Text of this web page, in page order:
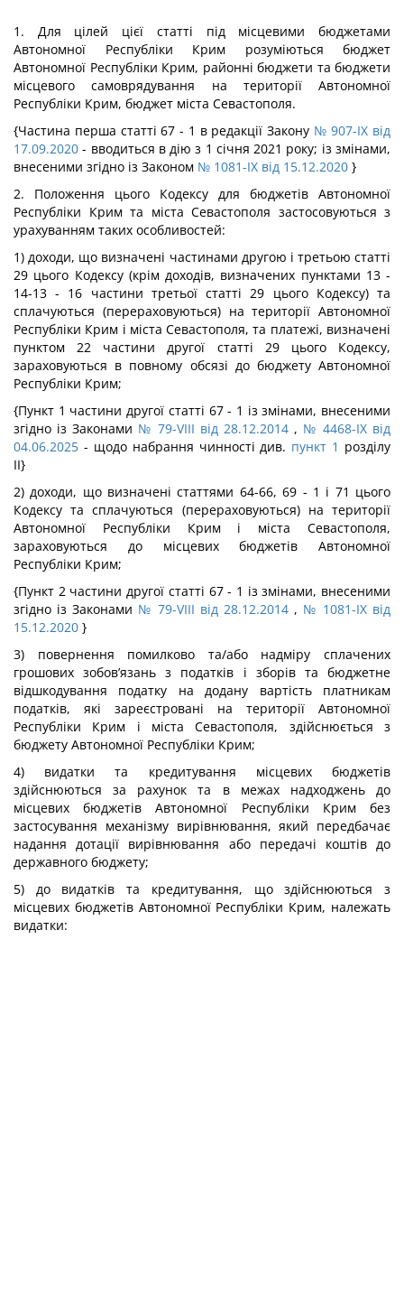
1. Для цілей цієї статті під місцевими бюджетами
Автономної Республіки Крим розуміються бюджет
Автономної Республіки Крим, районні бюджети та бюджети
місцевого самоврядування на території Автономної
Республіки Крим, бюджет міста Севастополя.
{Частина перша статті 67 - 1 в редакції Закону № 907-IX від
17.09.2020 - вводиться в дію з 1 січня 2021 року; із змінами,
внесеними згідно із Законом № 1081-IX від 15.12.2020 }
2. Положення цього Кодексу для бюджетів Автономної
Республіки Крим та міста Севастополя застосовуються з
урахуванням таких особливостей:
1) доходи, що визначені частинами другою і третьою статті
29 цього Кодексу (крім доходів, визначених пунктами 13 -
14-13 - 16 частини третьої статті 29 цього Кодексу) та
сплачуються (перераховуються) на території Автономної
Республіки Крим і міста Севастополя, та платежі, визначені
пунктом 22 частини другої статті 29 цього Кодексу,
зараховуються в повному обсязі до бюджету Автономної
Республіки Крим;
{Пункт 1 частини другої статті 67 - 1 із змінами, внесеними
згідно із Законами № 79-VIII від 28.12.2014 , № 4468-IX від
04.06.2025 - щодо набрання чинності див. пункт 1 розділу
ІІ}
2) доходи, що визначені статтями 64-66, 69 - 1 і 71 цього
Кодексу та сплачуються (перераховуються) на території
Автономної Республіки Крим і міста Севастополя,
зараховуються до місцевих бюджетів Автономної
Республіки Крим;
{Пункт 2 частини другої статті 67 - 1 із змінами, внесеними
згідно із Законами № 79-VIII від 28.12.2014 , № 1081-IX від
15.12.2020 }
3) повернення помилково та/або надміру сплачених
грошових зобов’язань з податків і зборів та бюджетне
відшкодування податку на додану вартість платникам
податків, які зареєстровані на території Автономної
Республіки Крим і міста Севастополя, здійснюється з
бюджету Автономної Республіки Крим;
4) видатки та кредитування місцевих бюджетів
здійснюються за рахунок та в межах надходжень до
місцевих бюджетів Автономної Республіки Крим без
застосування механізму вирівнювання, який передбачає
надання дотації вирівнювання або передачі коштів до
державного бюджету;
5) до видатків та кредитування, що здійснюються з
місцевих бюджетів Автономної Республіки Крим, належать
видатки: